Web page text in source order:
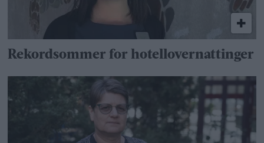
Rekordsommer for hotellovernattinger